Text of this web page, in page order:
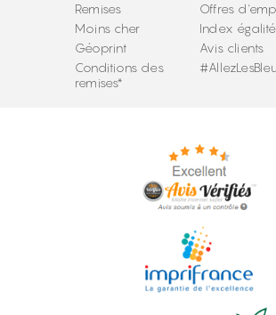
Remises
Moins cher
Géoprint
Conditions des
remises*
Offres
Index égalité
Avis clients